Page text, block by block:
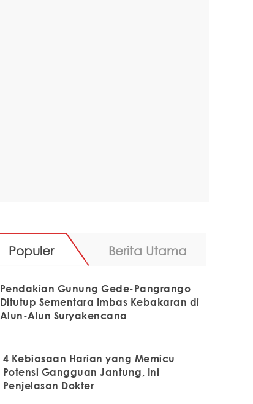
Populer Berita Utama
Pendakian Gunung Gede-Pangrango
Ditutup Sementara Imbas Kebakaran di
Alun-Alun Suryakencana
4 Kebiasaan Harian yang Memicu
Potensi Gangguan Jantung, Ini
Penjelasan Dokter